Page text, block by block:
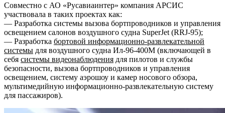
Совместно с АО «Русавиаинтер» компания АРСИС
участвовала в таких проектах как:
— Разработка системы вызова бортпроводников и управления
освещением салонов воздушного судна SuperJet (RRJ-95);
— Разработка бортовой информационно-развлекательной
системы для воздушного судна Ил-96-400М (включающей в
себя системы видеонаблюдения для пилотов и службы
безопасности, вызова бортпроводников и управления
освещением, систему аэрошоу и камер носового обзора,
мультимедийную информационно-развлекательную систему
для пассажиров).